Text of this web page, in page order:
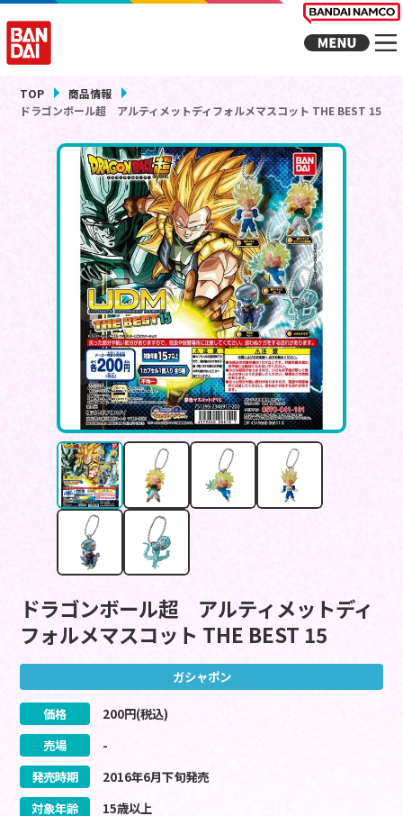
TOP
商品情報
ドラゴンボール超 アルティメットディフォルメマスコット THE BEST 15
ドラゴンボール超 アルティメットディ
フォルメマスコット THE BEST 15
ガシャポン
価格 200円(税込)
売場
-
発売時期
2016年6月下旬発売
対象年齢
15歳以上